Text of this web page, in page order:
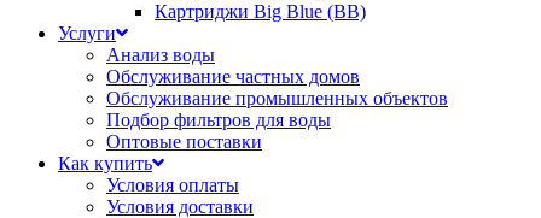
Картриджи Big Blue (BB)
Услуги
Анализ воды
Обслуживание частных домов
Обслуживание промышленных объектов
Подбор фильтров для воды
Оптовые поставки
Как купить
Условия оплаты
Условия доставки